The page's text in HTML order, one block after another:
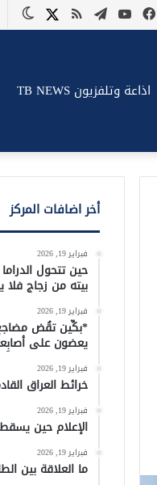
X ملخص
تيلقراميوتيوب
فيسبوك
اذاعة وتلفزيون TB NEWS
أخر اضافات المركز
فبراير 19, 2026
حين تتحول
بيته من زجاج فلا
فبراير 19, 2026
*بكِّين تقُض
يعضون على
فبراير 19, 2026
خرائط العراق
فبراير 19, 2026
الإعلام حين
فبراير 19, 2026
ما العلاقة بين